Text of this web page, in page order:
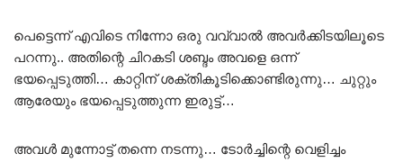
പെട്ടെന്ന് എവിടെ നിന്നോ ഒരു വവ്വാൽ അവർക്കിടയിലൂടെ
പറന്നു.. അതിന്റെ ചിറകടി ശബ്ദം അവളെ ഒന്ന്
ഭയപ്പെടുത്തി… കാറ്റിന് ശക്തികൂടിക്കൊണ്ടിരുന്നു… ചുറ്റും
ആരേയും ഭയപ്പെടുത്തുന്ന ഇരുട്ട്…
അവൾ മുന്നോട്ട് തന്നെ നടന്നു… ടോർച്ചിന്റെ വെളിച്ചം